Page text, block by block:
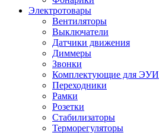
Электротовары
Вентиляторы
Выключатели
Датчики движения
Диммеры
Звонки
Комплектующие для ЭУИ
Переходники
Рамки
Розетки
Стабилизаторы
Терморегуляторы